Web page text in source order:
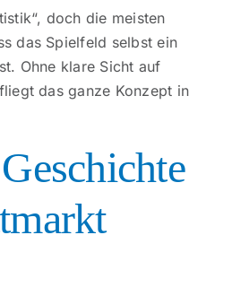
doch die meisten
das Spielfeld selbst ein
Ohne klare Sicht auf
das ganze Konzept in